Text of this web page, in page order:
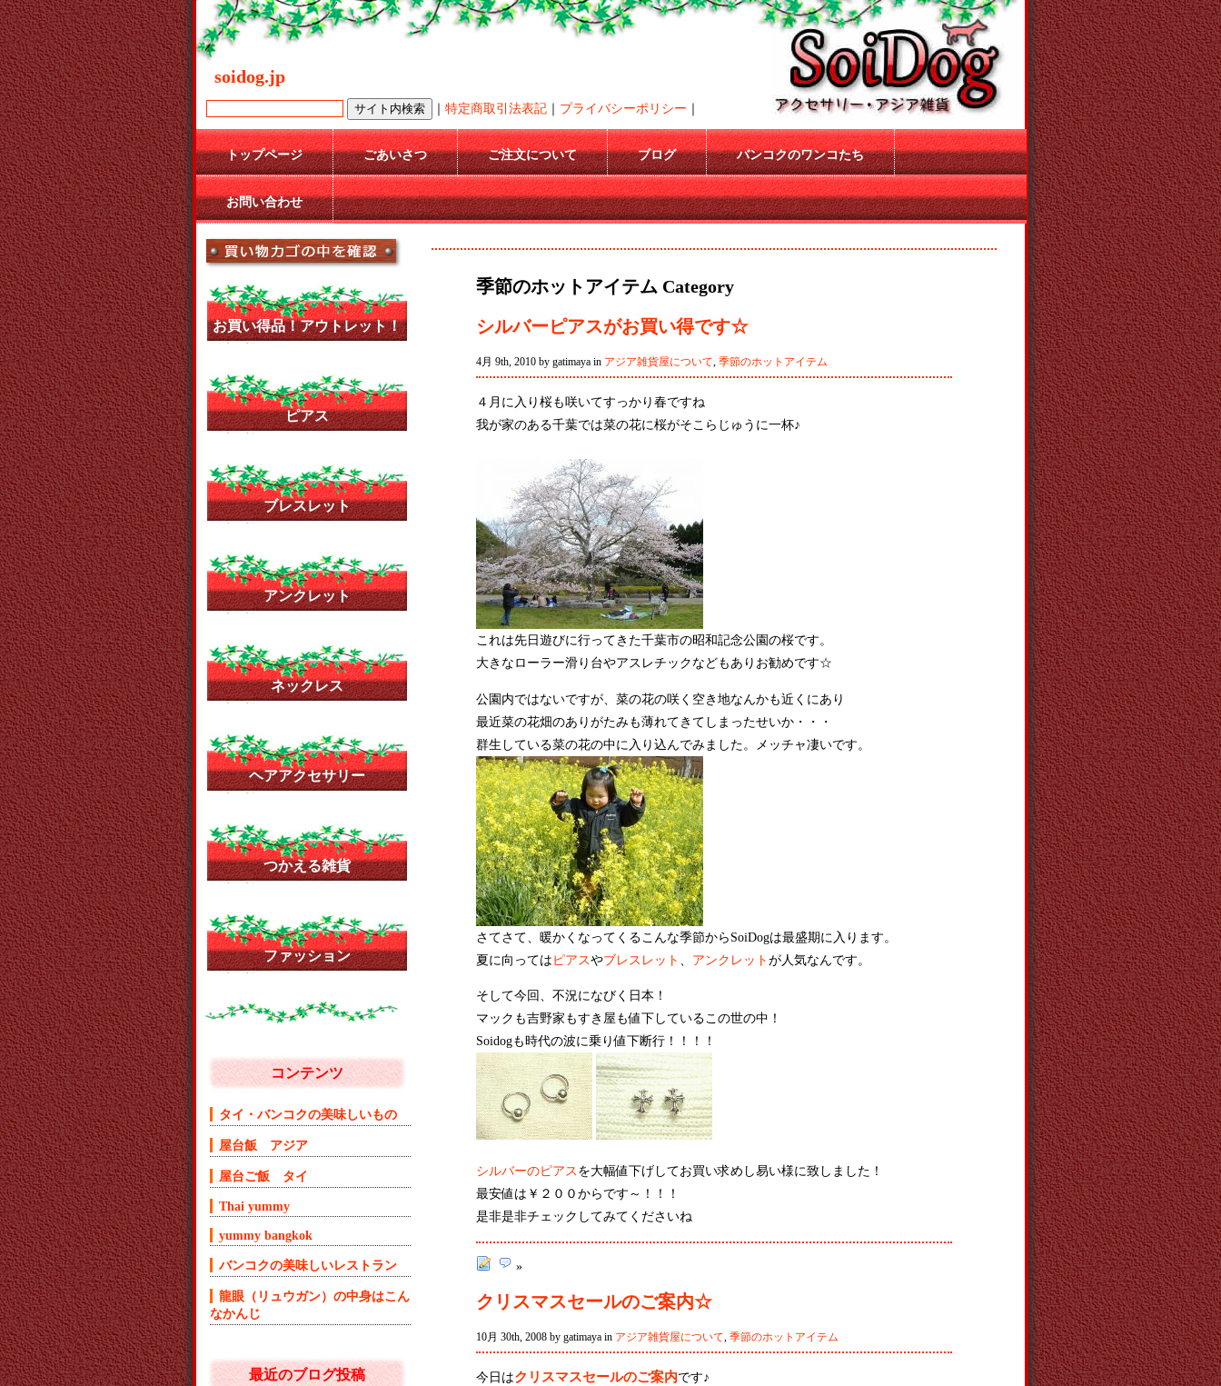
soidog.jp
｜ 特定商取引法表記 ｜ プライバシーポリシー ｜
トップページ ごあいさつ ご注文について ブログ バンコクのワンコたち
お問い合わせ
季節のホットアイテム Category
シルバーピアスがお買い得です☆
4月 9th, 2010 by gatimaya in アジア雑貨屋について 季節のホットアイテム
４月に入り桜も咲いてすっかり春ですね
我が家のある千葉では菜の花に桜がそこらじゅうに一杯♪
これは先日遊びに行ってきた千葉市の昭和記念公園の桜です。
大きなローラー滑り台やアスレチックなどもありお勧めです☆
公園内ではないですが、菜の花の咲く空き地なんかも近くにあり
最近菜の花畑のありがたみも薄れてきてしまったせいか・・・
群生している菜の花の中に入り込んでみました。メッチャ凄いです。
さてさて、暖かくなってくるこんな季節からSoiDogは最盛期に入ります。
夏に向ってはピアスやブレスレット アンクレットが人気なんです。
そして今回、不況になびく日本！
マックも吉野家もすき屋も値下しているこの世の中！
Soidogも時代の波に乗り値下断行！！！！
シルバーのピアスを大幅値下げしてお買い求めし易い様に致しました！
最安値は￥２００からです～！！！
是非是非チェックしてみてくださいね
»
クリスマスセールのご案内☆
10月 30th, 2008 by gatimaya in アジア雑貨屋について 季節のホットアイテム
今日はクリスマスセールのご案内です♪
お買い得品！アウトレット！
ピアス
ブレスレット
アンクレット
ネックレス
ヘアアクセサリー
つかえる雑貨
ファッション
コンテンツ
タイ・バンコクの美味しいもの
屋台飯 アジア
屋台ご飯 タイ
Thai yummy
yummy bangkok
バンコクの美味しいレストラン
龍眼（リュウガン）の中身はこん
なかんじ
最近のブログ投稿